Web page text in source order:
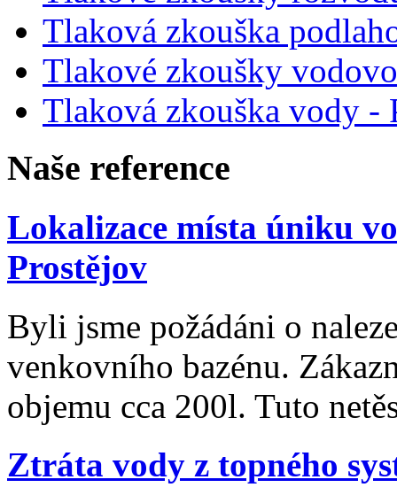
Tlaková zkouška
Tlakové zkoušky
Tlaková zkouška vody -
Naše reference
Lokalizace místa úniku
Prostějov
Byli jsme požádáni o
venkovního bazénu.
objemu cca 200l. Tuto
Ztráta vody z topného